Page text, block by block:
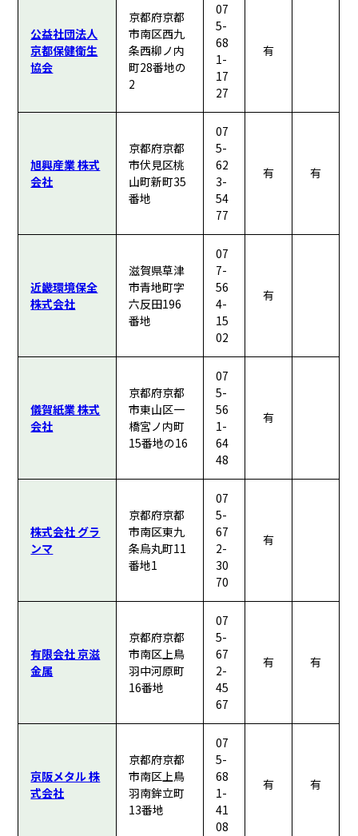
公益社団法人
京都保健衛生
協会
京都府京都
市南区西九
条西柳ノ内
町28番地の
2
07
5-
68
1-
17
27
有
旭興産業 株式
会社
京都府京都
市伏見区桃
山町新町35
番地
07
5-
62
3-
54
77
有 有
近畿環境保全
株式会社
滋賀県草津
市青地町字
六反田196
番地
07
7-
56
4-
15
02
有
儀賀紙業 株式
会社
京都府京都
市東山区一
橋宮ノ内町
15番地の16
07
5-
56
1-
64
48
有
株式会社 グラ
ンマ
京都府京都
市南区東九
条烏丸町11
番地1
07
5-
67
2-
30
70
有
有限会社 京滋
金属
京都府京都
市南区上鳥
羽中河原町
16番地
07
5-
67
2-
45
67
有 有
京阪メタル 株
式会社
京都府京都
市南区上鳥
羽南鉾立町
13番地
07
5-
68
1-
41
08
有 有